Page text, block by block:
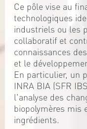
Ce pôle vise au
technologiques
industriels ou les
collaboratif et
connaissances
et le
En particulier, un
INRA BIA (SFR
l'analyse des
biopolymères mis
ingrédients.